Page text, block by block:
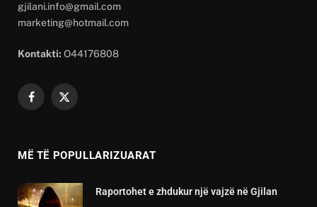
gjilani.info@gmail.com
marketing@hotmail.com
Kontakti: O44176808
Facebook
X
MË TË POPULLARIZUARAT
Raportohet e zhdukur një vajzë në Gjilan